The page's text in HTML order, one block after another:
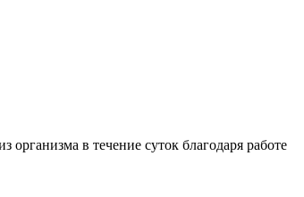
в течение суток благодаря работе